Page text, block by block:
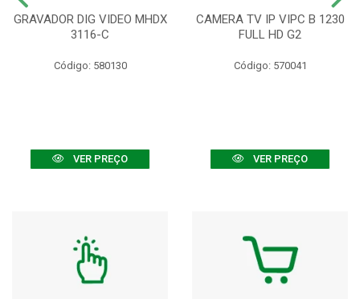
GRAVADOR DIG VIDEO MHDX
3116-C
Código: 580130
VER PREÇO
CAMERA TV IP VIPC B 1230
FULL HD G2
Código: 570041
VER PREÇO